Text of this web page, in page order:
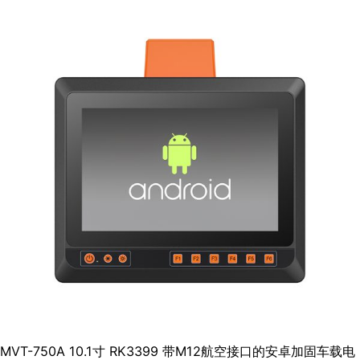
MVT-750A 10.1寸 RK3399 带M12航空接口的安卓加固车载电